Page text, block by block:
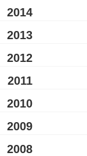
2014
2013
2012
2011
2010
2009
2008